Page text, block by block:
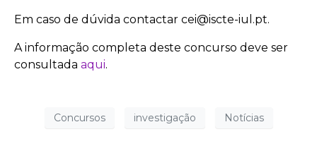
Em caso de dúvida contactar cei@iscte-iul.pt.
A informação completa deste concurso deve ser
consultada aqui.
Concursos investigação Notícias